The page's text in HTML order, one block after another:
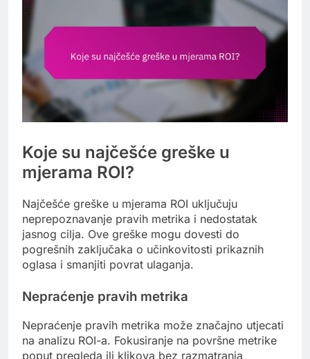
Koje su najčešće greške u
mjerama ROI?
Najčešće greške u mjerama ROI uključuju
neprepoznavanje pravih metrika i nedostatak
jasnog cilja. Ove greške mogu dovesti do
pogrešnih zaključaka o učinkovitosti prikaznih
oglasa i smanjiti povrat ulaganja.
Nepraćenje pravih metrika
Nepraćenje pravih metrika može značajno utjecati
na analizu ROI-a. Fokusiranje na površne metrike
poput pregleda ili klikova bez razmatranja